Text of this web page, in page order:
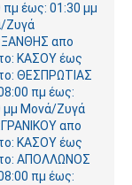
πμ έως: 01:30 μμ
Ζυγά
απο
ΚΑΣΟΥ έως
ΘΕΣΠΡΩΤΙΑΣ
πμ έως:
μμ Μονά/Ζυγά
απο
ΚΑΣΟΥ έως
ΑΠΟΛΛΩΝΟΣ
πμ έως: